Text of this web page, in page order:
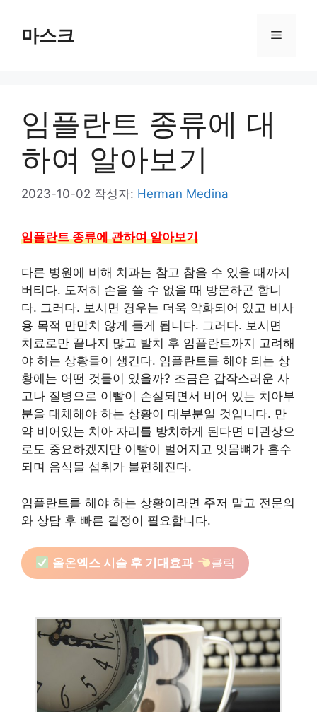
마스크 메
임플란트 종류에 대
하여 알아보기
2023-10-02 작성자: Herman Medina
임플란트 종류에 관하여 알아보기
다른 병원에 비해 치과는 참고 참을 수 있을 때까지
버티다. 도저히 손을 쓸 수 없을 때 방문하곤 합니
다. 그러다. 보시면 경우는 더욱 악화되어 있고 비사
용 목적 만만치 않게 들게 됩니다. 그러다. 보시면
치료로만 끝나지 많고 발치 후 임플란트까지 고려해
야 하는 상황들이 생긴다. 임플란트를 해야 되는 상
황에는 어떤 것들이 있을까? 조금은 갑작스러운 사
고나 질병으로 이빨이 손실되면서 비어 있는 치아부
분을 대체해야 하는 상황이 대부분일 것입니다. 만
약 비어있는 치아 자리를 방치하게 된다면 미관상으
로도 중요하겠지만 이빨이 벌어지고 잇몸뼈가 흡수
되며 음식물 섭취가 불편해진다.
임플란트를 해야 하는 상황이라면 주저 말고 전문의
와 상담 후 빠른 결정이 필요합니다.
올온엑스 시술 후 기대효과 클릭